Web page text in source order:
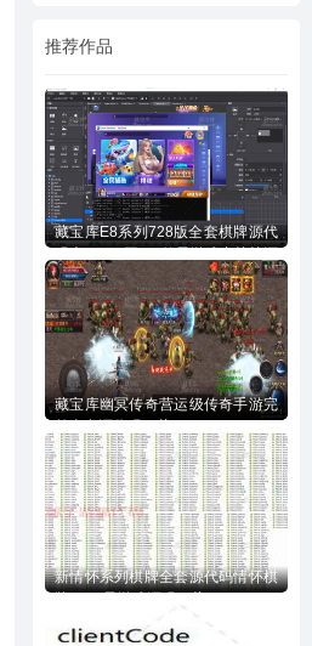
推荐作品
藏宝库E8系列728版全套棋牌源代
码下载
藏宝库幽冥传奇营运级传奇手游完
新情怀系列棋牌全套源代码情怀棋